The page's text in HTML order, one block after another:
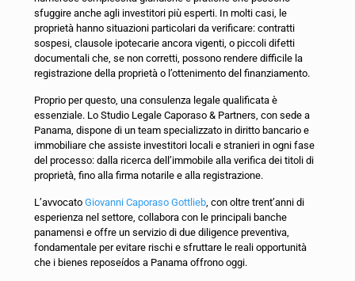
sfuggire anche agli investitori più esperti. In molti casi, le
proprietà hanno situazioni particolari da verificare: contratti
sospesi, clausole ipotecarie ancora vigenti, o piccoli difetti
documentali che, se non corretti, possono rendere difficile la
registrazione della proprietà o l’ottenimento del finanziamento.
Proprio per questo, una consulenza legale qualificata è
essenziale. Lo Studio Legale Caporaso & Partners, con sede a
Panama, dispone di un team specializzato in diritto bancario e
immobiliare che assiste investitori locali e stranieri in ogni fase
del processo: dalla ricerca dell’immobile alla verifica dei titoli di
proprietà, fino alla firma notarile e alla registrazione.
L’avvocato Giovanni Caporaso Gottlieb, con oltre trent’anni di
esperienza nel settore, collabora con le principali banche
panamensi e offre un servizio di due diligence preventiva,
fondamentale per evitare rischi e sfruttare le reali opportunità
che i bienes reposeídos a Panama offrono oggi.